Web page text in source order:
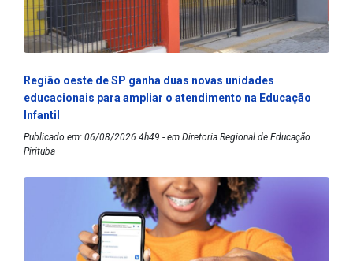
Região oeste de SP ganha duas novas unidades
educacionais para ampliar o atendimento na Educação
Infantil
Publicado em: 06/08/2026 4h49 - em Diretoria Regional de Educação
Pirituba